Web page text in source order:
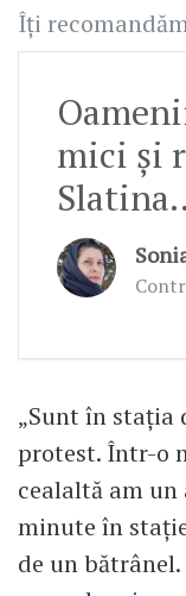
Îți
mici și
„Sunt în stația
protest. Într-o
cealaltă am un
minute în
de un bătrânel.